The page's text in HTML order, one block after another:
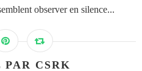
observer en silence...
CSRK